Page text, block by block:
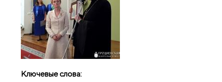
Ключевые слова: